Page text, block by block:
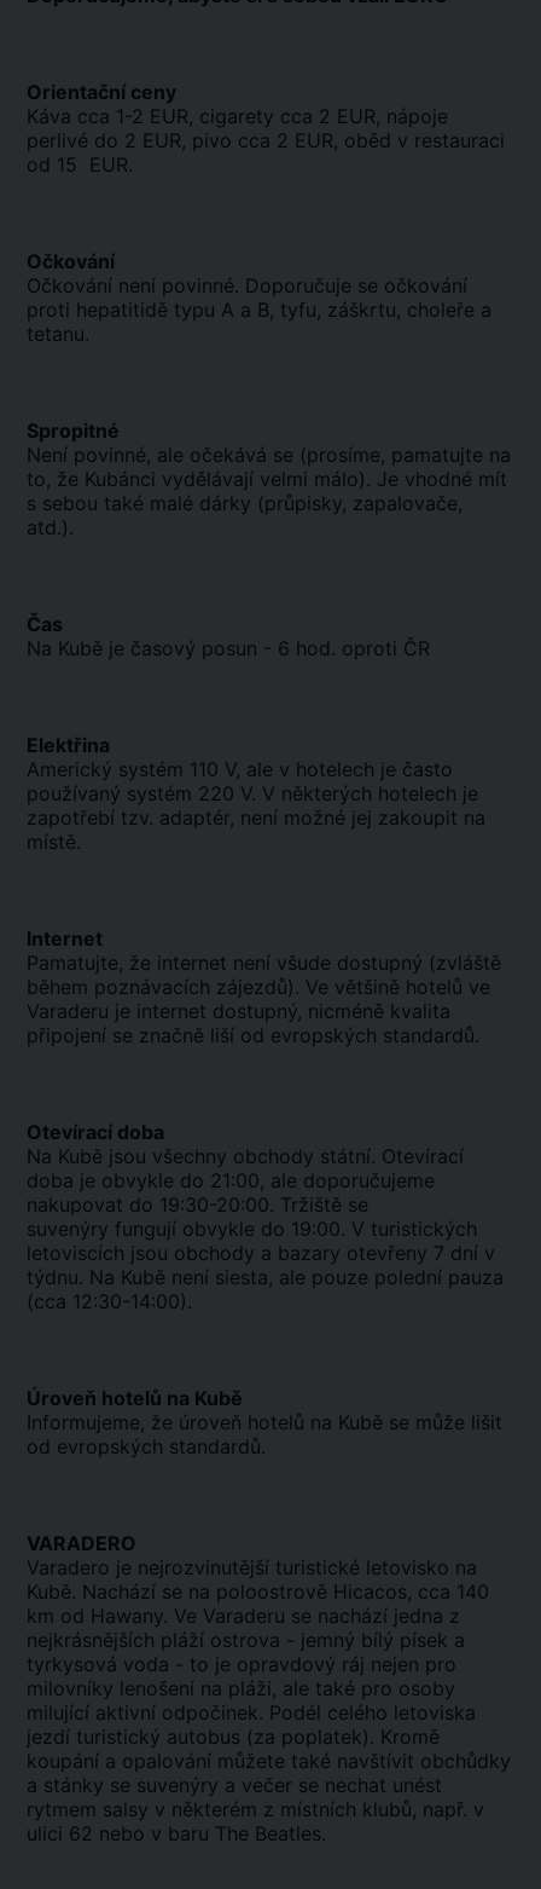
Orientační ceny
Káva cca 1-2 EUR, cigarety cca 2 EUR, nápoje
perlivé do 2 EUR, pivo cca 2 EUR, oběd v restauraci
od 15 EUR.
Očkování
Očkování není povinné. Doporučuje se očkování
proti hepatitidě typu A a B, tyfu, záškrtu, choleře a
tetanu.
Spropitné
Není povinné, ale očekává se (prosíme, pamatujte na
to, že Kubánci vydělávají velmi málo). Je vhodné mít
s sebou také malé dárky (průpisky, zapalovače,
atd.).
Čas
Na Kubě je časový posun - 6 hod. oproti ČR
Elektřina
Americký systém 110 V, ale v hotelech je často
používaný systém 220 V. V některých hotelech je
zapotřebí tzv. adaptér, není možné jej zakoupit na
místě.
Internet
Pamatujte, že internet není všude dostupný (zvláště
během poznávacích zájezdů). Ve většině hotelů ve
Varaderu je internet dostupný, nicméně kvalita
připojení se značně liší od evropských standardů.
Otevírací doba
Na Kubě jsou všechny obchody státní. Otevírací
doba je obvykle do 21:00, ale doporučujeme
nakupovat do 19:30-20:00. Tržiště se
suvenýry fungují obvykle do 19:00. V turistických
letoviscích jsou obchody a bazary otevřeny 7 dní v
týdnu. Na Kubě není siesta, ale pouze polední pauza
(cca 12:30-14:00).
Úroveň hotelů na Kubě
Informujeme, že úroveň hotelů na Kubě se může lišit
od evropských standardů.
VARADERO
Varadero je nejrozvinutější turistické letovisko na
Kubě. Nachází se na poloostrově Hicacos, cca 140
km od Hawany. Ve Varaderu se nachází jedna z
nejkrásnějších pláží ostrova - jemný bílý písek a
tyrkysová voda - to je opravdový ráj nejen pro
milovníky lenošení na pláži, ale také pro osoby
milující aktivní odpočinek. Podél celého letoviska
jezdí turistický autobus (za poplatek). Kromě
koupání a opalování můžete také navštívit obchůdky
a stánky se suvenýry a večer se nechat unést
rytmem salsy v některém z místních klubů, např. v
ulici 62 nebo v baru The Beatles.